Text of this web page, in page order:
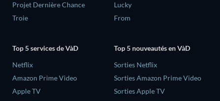
Projet Dernière Chance
Troie
Lucky
From
Top 5 services de VàD
Netflix
Amazon Prime Video
Apple TV
Top 5 nouveautés en VàD
Sorties Netflix
Sorties Amazon Prime Video
Sorties Apple TV